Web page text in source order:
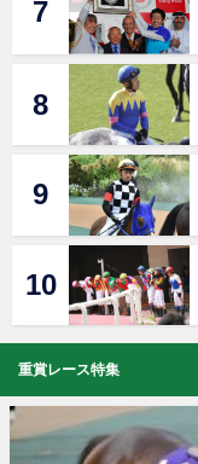
重賞レース特集